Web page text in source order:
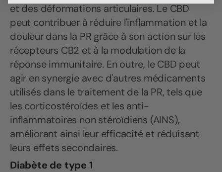
et des déformations articulaires. Le CBD
peut contribuer à réduire l'inflammation et la
douleur dans la PR grâce à son action sur les
récepteurs CB2 et à la modulation de la
réponse immunitaire. En outre, le CBD peut
agir en synergie avec d'autres médicaments
utilisés dans le traitement de la PR, tels que
les corticostéroïdes et les anti-
inflammatoires non stéroïdiens (AINS),
améliorant ainsi leur efficacité et réduisant
leurs effets secondaires.
Diabète de type 1